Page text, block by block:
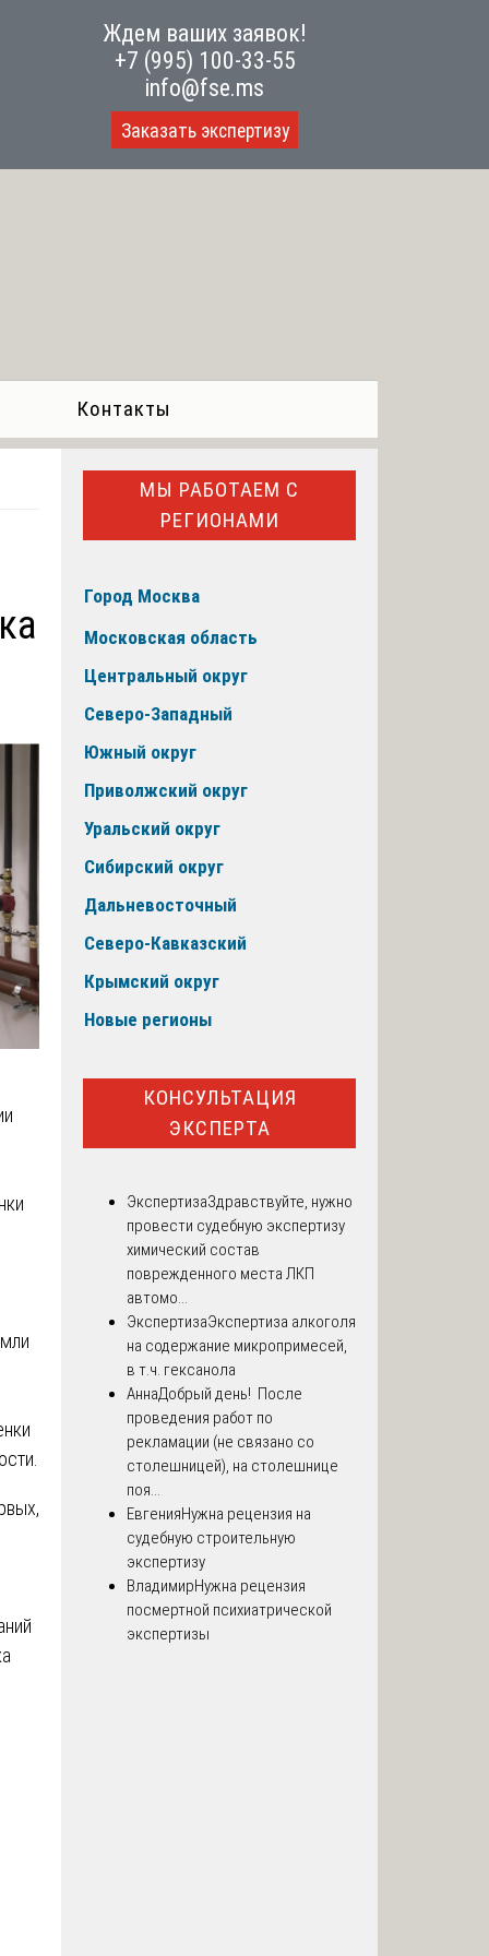
Ждем ваших заявок!
+7 (995) 100-33-55
info@fse.ms
Заказать экспертизу
Контакты
МЫ РАБОТАЕМ С
РЕГИОНАМИ
Город Москва
Московская область
Центральный округ
Северо-Западный
Южный округ
Приволжский округ
Уральский округ
Сибирский округ
Дальневосточный
Северо-Кавказский
Крымский округ
Новые регионы
КОНСУЛЬТАЦИЯ
ЭКСПЕРТА
ЭкспертизаЗдравствуйте, нужно
провести судебную экспертизу
химический состав
поврежденного места ЛКП
автомо...
ЭкспертизаЭкспертиза алкоголя
на содержание микропримесей,
в т.ч. гексанола
АннаДобрый день! После
проведения работ по
рекламации (не связано со
столешницей), на столешнице
поя...
ЕвгенияНужна рецензия на
судебную строительную
экспертизу
ВладимирНужна рецензия
посмертной психиатрической
экспертизы